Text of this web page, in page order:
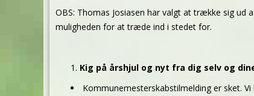
OBS: Thomas Josiasen har valgt at trække sig ud
muligheden for at træde ind i stedet for.
Kig på årshjul og nyt fra dig selv og
Kommunemesterskabstilmelding er sket.